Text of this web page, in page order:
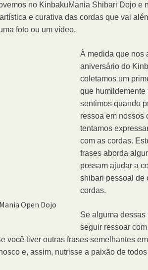
no KinbakuMania Shibari Dojo e
e curativa das cordas que vai
foto ou um vídeo.
Open Dojo
À medida que nos
aniversário do
coletamos um
que humildemente
sentimos quando
ressoa em nossos
tentamos
com as cordas.
frases aborda
possam ajudar a
shibari pessoal de
cordas.
Se alguma dessas
seguir ressoar
você tiver outras frases semelhantes
e, assim, nutrisse a paixão de